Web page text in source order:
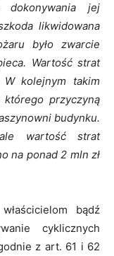
dokonywania jej
likwidowana
było zwarcie
Wartość strat
kolejnym takim
przyczyną
budynku.
wartość strat
na ponad 2 mln zł
bądź
cyklicznych
z art. 61 i 62